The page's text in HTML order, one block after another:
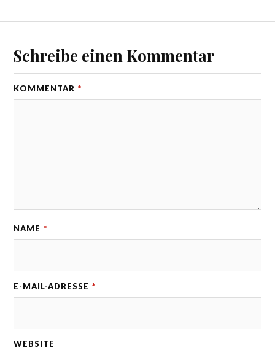
Schreibe einen Kommentar
KOMMENTAR *
NAME *
E-MAIL-ADRESSE *
WEBSITE